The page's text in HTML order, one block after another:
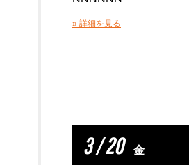
» 詳細を見る
3 / 20 金